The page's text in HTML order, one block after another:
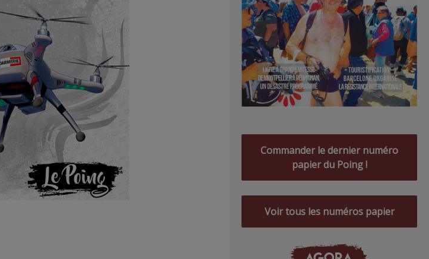
Commander le dernier numéro
papier du Poing !
Voir tous les numéros papier